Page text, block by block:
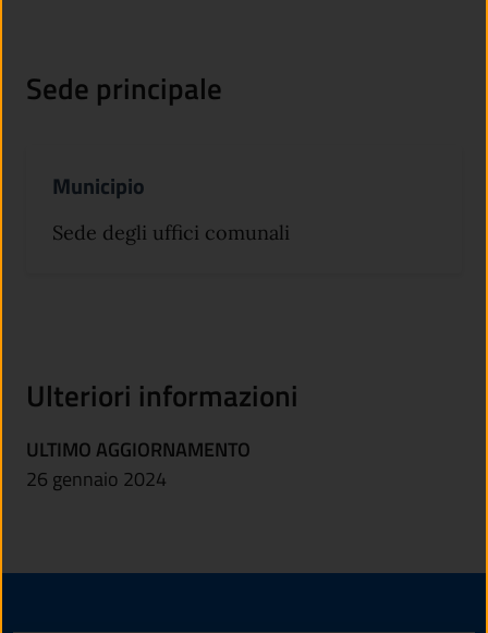
Sede principale
Municipio
Sede degli uffici comunali
Ulteriori informazioni
ULTIMO AGGIORNAMENTO
26 gennaio 2024